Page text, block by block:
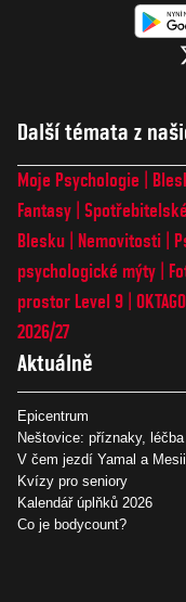
Další témata z
Moje Psychologie
Fantasy
Blesku
Nemovitosti
psychologické mýty
prostor Level 9
2026/27
Aktuálně
Epicentrum
Neštovice: příznaky, léčba
V čem jezdí Yamal a
Kvízy pro seniory
Kalendář úplňků 2026
Co je bodycount?